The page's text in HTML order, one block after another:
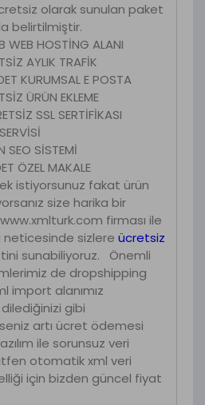
olarak sunulan paket
belirtilmiştir.
WEB HOSTİNG ALANI
AYLIK TRAFİK
KURUMSAL E POSTA
ÜRÜN EKLEME
SSL SERTİFİKASI
SEO SİSTEMİ
ÖZEL MAKALE
istiyorsunuz fakat ürün
size harika bir
firması ile
neticesinde sizlere ücretsiz
sunabiliyoruz. Önemli
de dropshipping
import alanımız
gibi
artı ücret ödemesi
ile sorunsuz veri
otomatik xml veri
için bizden güncel fiyat